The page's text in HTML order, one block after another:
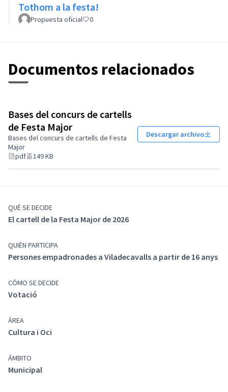
Tothom a la festa!
Propuesta oficial 0
Documentos relacionados
Bases del concurs de cartells
de Festa Major
Bases del concurs de cartells de Festa
Major
pdf
149 KB
Descargar archivo
QUÉ SE DECIDE
El cartell de la Festa Major de 2026
QUIÉN PARTICIPA
Persones empadronades a Viladecavalls a partir de 16 anys
CÓMO SE DECIDE
Votació
ÁREA
Cultura i Oci
ÁMBITO
Municipal